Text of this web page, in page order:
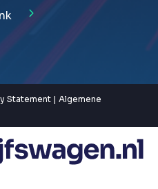
Statement | Algemene